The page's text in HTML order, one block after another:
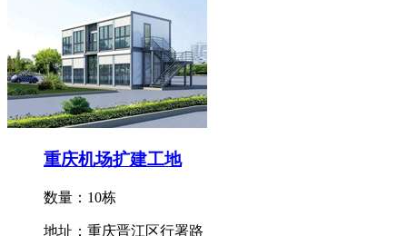
重庆机场扩建工地
数量：10栋
地址：重庆晋江区行署路